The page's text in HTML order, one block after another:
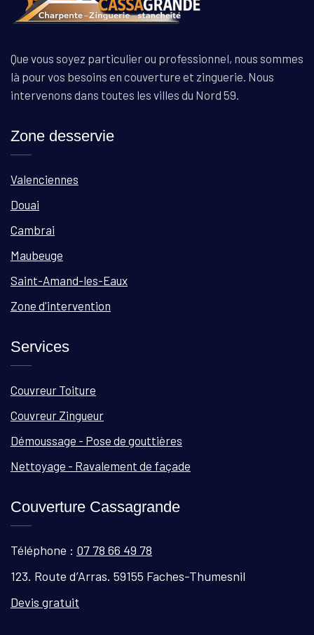
Que vous soyez particulier ou professionnel, nous sommes
là pour vos besoins en couverture et zinguerie. Nous
intervenons dans toutes les villes du Nord 59.
Zone desservie
Valenciennes
Douai
Cambrai
Maubeuge
Saint-Amand-les-Eaux
Zone d'intervention
Services
Couvreur Toiture
Couvreur Zingueur
Démoussage - Pose de gouttières
Nettoyage - Ravalement de façade
Couverture Cassagrande
Téléphone : 07 78 66 49 78
123. Route d’Arras. 59155 Faches-Thumesnil
Devis gratuit